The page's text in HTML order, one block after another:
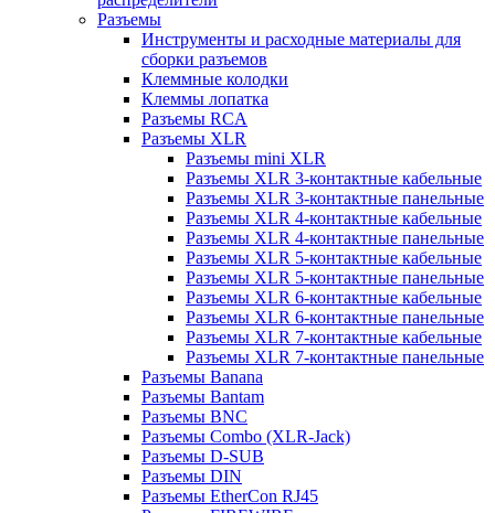
Разъемы
Инструменты и расходные материалы для
сборки разъемов
Клеммные колодки
Клеммы лопатка
Разъемы RCA
Разъемы XLR
Разъемы mini XLR
Разъемы XLR 3-контактные кабельные
Разъемы XLR 3-контактные панельные
Разъемы XLR 4-контактные кабельные
Разъемы XLR 4-контактные панельные
Разъемы XLR 5-контактные кабельные
Разъемы XLR 5-контактные панельные
Разъемы XLR 6-контактные кабельные
Разъемы XLR 6-контактные панельные
Разъемы XLR 7-контактные кабельные
Разъемы XLR 7-контактные панельные
Разъемы Banana
Разъемы Bantam
Разъемы BNC
Разъемы Combo (XLR-Jack)
Разъемы D-SUB
Разъемы DIN
Разъемы EtherCon RJ45